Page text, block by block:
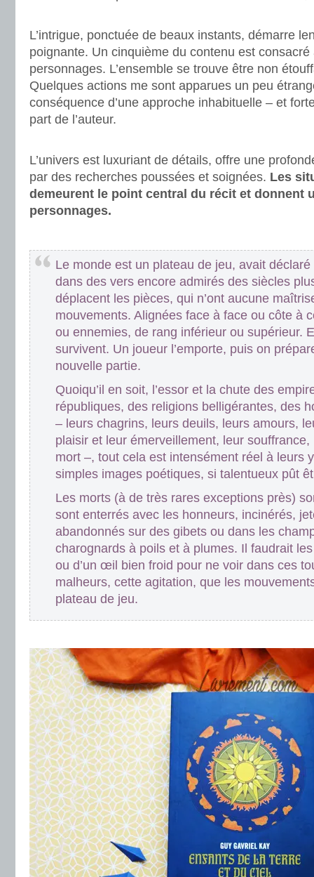
L’intrigue, ponctuée de beaux instants, démarre
poignante. Un cinquième du contenu est
personnages. L’ensemble se trouve être non
Quelques actions me sont apparues un peu
conséquence d’une approche inhabituelle – et
part de l’auteur.
L’univers est luxuriant de détails, offre une
par des recherches poussées et soignées. Les
demeurent le point central du récit et donnent
personnages.
Le monde est un plateau de jeu, avait déclaré
dans des vers encore admirés des siècles
déplacent les pièces, qui n’ont aucune
mouvements. Alignées face à face ou côte à
ou ennemies, de rang inférieur ou supérieur.
survivent. Un joueur l’emporte, puis on
nouvelle partie.
Quoiqu’il en soit, l’essor et la chute des
républiques, des religions belligérantes, des
– leurs chagrins, leurs deuils, leurs amours,
plaisir et leur émerveillement, leur
mort –, tout cela est intensément réel à leurs
simples images poétiques, si talentueux pût
Les morts (à de très rares exceptions près)
sont enterrés avec les honneurs, incinérés,
abandonnés sur des gibets ou dans les
charognards à poils et à plumes. Il faudrait
ou d’un œil bien froid pour ne voir dans ces
malheurs, cette agitation, que les
plateau de jeu.